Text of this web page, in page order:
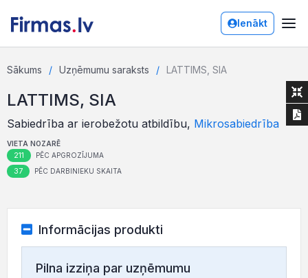
Ienākt
Sākums Uzņēmumu saraksts LATTIMS, SIA
LATTIMS, SIA
Sabiedrība ar ierobežotu atbildību, Mikrosabiedrība
VIETA NOZARĒ
211 PĒC APGROZĪJUMA
37 PĒC DARBINIEKU SKAITA
Informācijas produkti
Pilna izziņa par uzņēmumu